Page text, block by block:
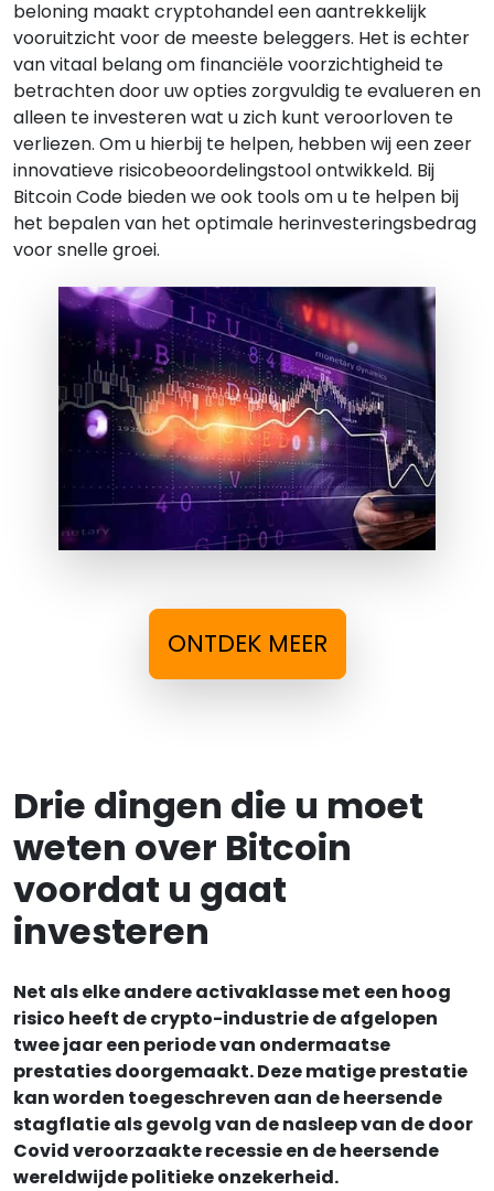
beloning maakt cryptohandel een aantrekkelijk
vooruitzicht voor de meeste beleggers. Het is echter
van vitaal belang om financiële voorzichtigheid te
betrachten door uw opties zorgvuldig te evalueren en
alleen te investeren wat u zich kunt veroorloven te
verliezen. Om u hierbij te helpen, hebben wij een zeer
innovatieve risicobeoordelingstool ontwikkeld. Bij
Bitcoin Code bieden we ook tools om u te helpen bij
het bepalen van het optimale herinvesteringsbedrag
voor snelle groei.
ONTDEK MEER
Drie dingen die u moet
weten over Bitcoin
voordat u gaat
investeren
Net als elke andere activaklasse met een hoog
risico heeft de crypto-industrie de afgelopen
twee jaar een periode van ondermaatse
prestaties doorgemaakt. Deze matige prestatie
kan worden toegeschreven aan de heersende
stagflatie als gevolg van de nasleep van de door
Covid veroorzaakte recessie en de heersende
wereldwijde politieke onzekerheid.